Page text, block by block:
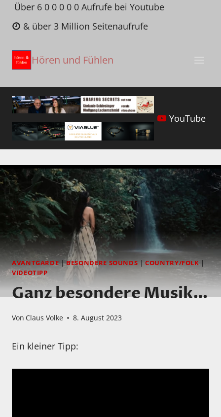
Zum
Inhalt
springen
Über 6 0 0 0 0 0 Aufrufe bei Youtube
& über 3 Million Seitenaufrufe
Hören und Fühlen
YouTube
AVANTGARDE|BESONDERE SOUNDS |COUNTRY/FOLK|
VIDEOTIPP
Ganz besondere Musik…
Von Claus Volke 8. August 2023
Ein kleiner Tipp: